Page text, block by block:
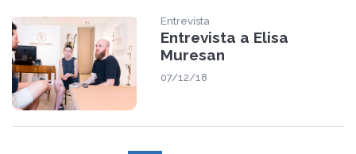
Entrevista
Entrevista a Elisa
Muresan
07/12/18